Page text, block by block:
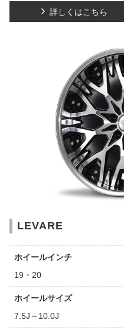
詳しくはこちら
LEVARE
ホイールインチ
19・20
ホイールサイズ
7.5J～10.0J